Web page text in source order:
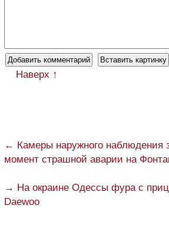
Наверх ↑
← Камеры наружного наблюдения
момент страшной аварии на
→ На окраине Одессы фура с
Daewoo